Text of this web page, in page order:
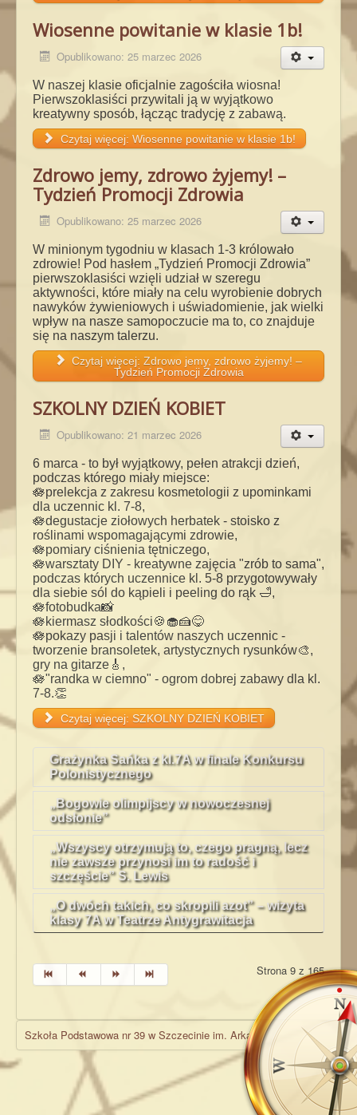
Wiosenne powitanie w klasie 1b!
Opublikowano: 25 marzec 2026
W naszej klasie oficjalnie zagościła wiosna!
Pierwszoklasiści przywitali ją w wyjątkowo
kreatywny sposób, łącząc tradycję z zabawą.
Czytaj więcej: Wiosenne powitanie w klasie 1b!
Zdrowo jemy, zdrowo żyjemy! –
Tydzień Promocji Zdrowia
Opublikowano: 25 marzec 2026
W minionym tygodniu w klasach 1-3 królowało
zdrowie! Pod hasłem „Tydzień Promocji Zdrowia”
pierwszoklasiści wzięli udział w szeregu
aktywności, które miały na celu wyrobienie dobrych
nawyków żywieniowych i uświadomienie, jak wielki
wpływ na nasze samopoczucie ma to, co znajduje
się na naszym talerzu.
Czytaj więcej: Zdrowo jemy, zdrowo żyjemy! –
Tydzień Promocji Zdrowia
SZKOLNY DZIEŃ KOBIET
Opublikowano: 21 marzec 2026
6 marca - to był wyjątkowy, pełen atrakcji dzień,
podczas którego miały miejsce:
🪷prelekcja z zakresu kosmetologii z upominkami
dla uczennic kl. 7-8,
🪷degustacje ziołowych herbatek - stoisko z
roślinami wspomagającymi zdrowie,
🪷pomiary ciśnienia tętniczego,
🪷warsztaty DIY - kreatywne zajęcia "zrób to sama",
podczas których uczennice kl. 5-8 przygotowywały
dla siebie sól do kąpieli i peeling do rąk 🛁,
🪷fotobudka📸
🪷kiermasz słodkości🍪🧁🍰😋
🪷pokazy pasji i talentów naszych uczennic -
tworzenie bransoletek, artystycznych rysunków🎨,
gry na gitarze🎸,
🪷"randka w ciemno" - ogrom dobrej zabawy dla kl.
7-8.👏
Czytaj więcej: SZKOLNY DZIEŃ KOBIET
Grażynka Sańka z kl.7A w finale Konkursu
Polonistycznego
„Bogowie olimpijscy w nowoczesnej
odsłonie”
„Wszyscy otrzymują to, czego pragną, lecz
nie zawsze przynosi im to radość i
szczęście” S. Lewis
„O dwóch takich, co skropili azot” – wizyta
klasy 7A w Teatrze Antygrawitacja
Strona 9 z 165
Szkoła Podstawowa nr 39 w Szczecinie im. Arkadego Fiedlera